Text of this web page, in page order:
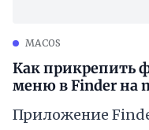
MACOS
Как прикрепить
меню в Finder на
Приложение